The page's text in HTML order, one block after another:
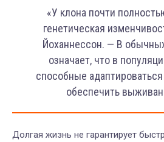
«У клона почти
генетическая
Йоханнессон. — В
означает, что в
способные
обеспечить
Долгая жизнь не гарантирует